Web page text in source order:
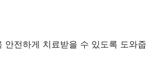
전하게 치료받을 수 있도록 도와줍